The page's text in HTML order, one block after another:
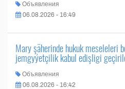
Объявления
06.08.2026 - 16:49
Mary şäherinde hukuk meseleleri
jemgyýetçilik kabul edişligi
Объявления
06.08.2026 - 16:42